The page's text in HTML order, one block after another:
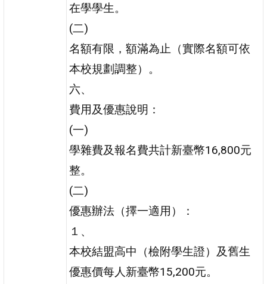
在學學生。
(二)
名額有限，額滿為止（實際名額可依
本校規劃調整）。
六、
費用及優惠說明：
(一)
學雜費及報名費共計新臺幣16,800元
整。
(二)
優惠辦法（擇一適用）：
１、
本校結盟高中（檢附學生證）及舊生
優惠價每人新臺幣15,200元。